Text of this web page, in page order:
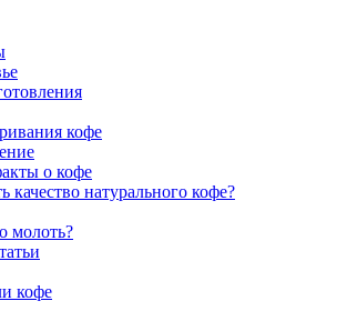
кофе
о кофе
качество натурального кофе?
молоть?
кофе